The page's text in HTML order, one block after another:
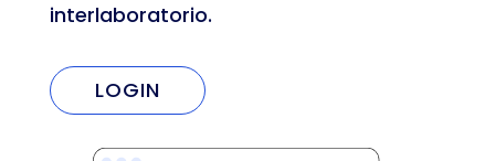
interlaboratorio.
LOGIN